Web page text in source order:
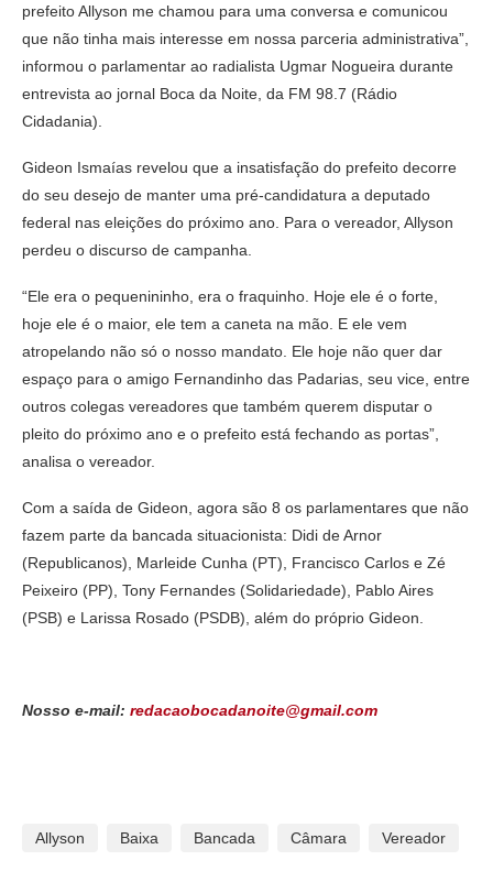
prefeito Allyson me chamou para uma conversa e comunicou
que não tinha mais interesse em nossa parceria administrativa”,
informou o parlamentar ao radialista Ugmar Nogueira durante
entrevista ao jornal Boca da Noite, da FM 98.7 (Rádio
Cidadania).
Gideon Ismaías revelou que a insatisfação do prefeito decorre
do seu desejo de manter uma pré-candidatura a deputado
federal nas eleições do próximo ano. Para o vereador, Allyson
perdeu o discurso de campanha.
“Ele era o pequenininho, era o fraquinho. Hoje ele é o forte,
hoje ele é o maior, ele tem a caneta na mão. E ele vem
atropelando não só o nosso mandato. Ele hoje não quer dar
espaço para o amigo Fernandinho das Padarias, seu vice, entre
outros colegas vereadores que também querem disputar o
pleito do próximo ano e o prefeito está fechando as portas”,
analisa o vereador.
Com a saída de Gideon, agora são 8 os parlamentares que não
fazem parte da bancada situacionista: Didi de Arnor
(Republicanos), Marleide Cunha (PT), Francisco Carlos e Zé
Peixeiro (PP), Tony Fernandes (Solidariedade), Pablo Aires
(PSB) e Larissa Rosado (PSDB), além do próprio Gideon.
Nosso e-mail: redacaobocadanoite@gmail.com
Allyson Baixa Bancada Câmara Vereador